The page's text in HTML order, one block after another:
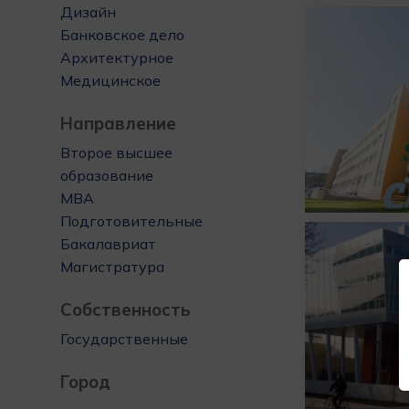
Дизайн
Банковское дело
Архитектурное
Медицинское
Направление
Второе высшее
образование
MBA
Подготовительные
Бакалавриат
Магистратура
Собственность
Государственные
Город